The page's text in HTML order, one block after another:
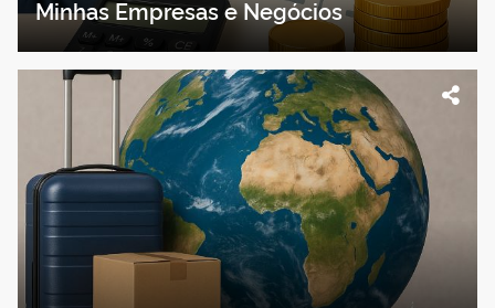
Minhas Empresas e Negócios